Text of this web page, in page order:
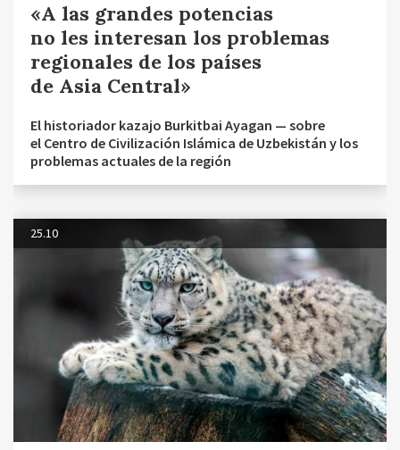
«A las grandes potencias
no les interesan los problemas
regionales de los países
de Asia Central»
El historiador kazajo Burkitbai Ayagan — sobre
el Centro de Civilización Islámica de Uzbekistán y los
problemas actuales de la región
25.10